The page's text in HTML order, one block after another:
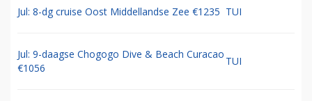
Jul: 8-dg cruise Oost Middellandse Zee €1235 TUI
Jul: 9-daagse Chogogo Dive & Beach Curacao
€1056
TUI